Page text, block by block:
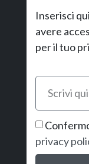
Inserisci
avere
per il tuo
privacy